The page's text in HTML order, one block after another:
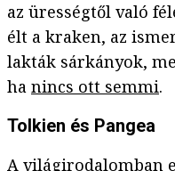
az ürességtől való
élt a kraken, az
lakták sárkányok,
ha nincs ott semmi.
Tolkien és Pangea
A világirodalomban